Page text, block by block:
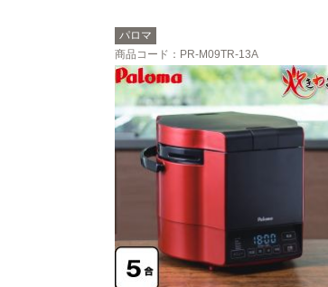
パロマ
商品コード ：PR-M09TR-13A